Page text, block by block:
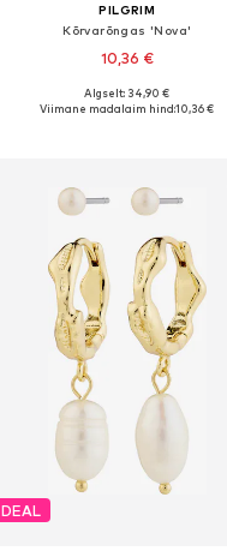
PILGRIM
Kõrvarõngas 'Nova'
10,36 €
Saadaolevad suurused: One Size
Algselt: 34,90 €
Viimane madalaim hind:10,36 €
DEAL